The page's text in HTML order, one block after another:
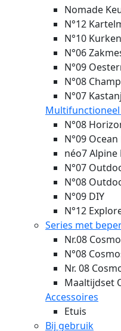
Nomade
N°12
N°10
N°06
N°09
N°08
N°07
Multifunctioneel
N°08
N°09 Ocean
néo7 Alpine
N°07
N°08
N°09 DIY
N°12
Series met
Nr.08
N°08
Nr. 08
Maaltijdset
Accessoires
Etuis
Bij gebruik